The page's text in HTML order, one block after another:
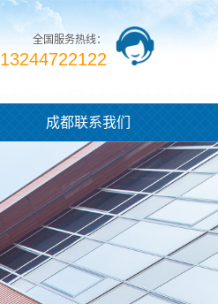
全国服务热线：
13244722122
成都联系我们